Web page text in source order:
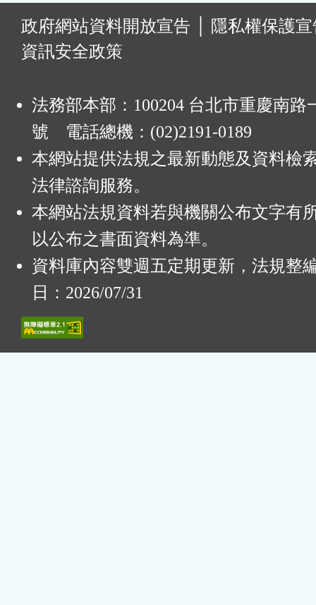
政府網站資料開放宣告
隱私權保護
資訊安全政策
法務部本部：100204 台北市重慶南路
號 電話總機：(02)2191-0189
本網站提供法規之最新動態及資料檢
法律諮詢服務。
本網站法規資料若與機關公布文字有
以公布之書面資料為準。
資料庫內容雙週五定期更新，法規整
日：2026/07/31